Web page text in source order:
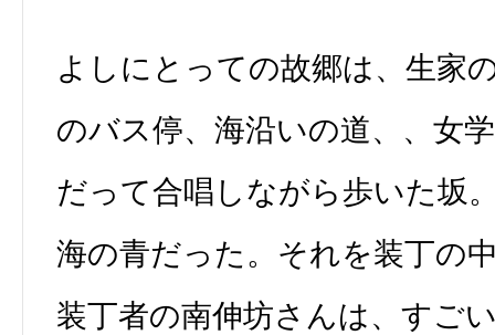
よしにとっての故郷は、生家
のバス停、海沿いの道、、女
だって合唱しながら歩いた坂
海の青だった。それを装丁の
装丁者の南伸坊さんは、すご